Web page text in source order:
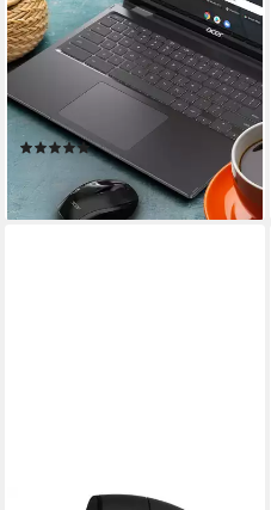
ACER
Optische Funkmaus: 1600 dpi
für Laptop/PC. USB-
Empfänger, Schwarz/Büro
Funk-Trackball (Plug & Play,
USB-Nano-Empfänger)
(1)
lieferbar - in 6-8 Werktagen bei dir